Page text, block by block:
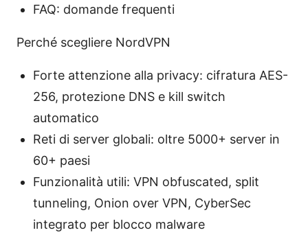
FAQ: domande frequenti
Perché scegliere NordVPN
Forte attenzione alla privacy: cifratura AES-
256, protezione DNS e kill switch
automatico
Reti di server globali: oltre 5000+ server in
60+ paesi
Funzionalità utili: VPN obfuscated, split
tunneling, Onion over VPN, CyberSec
integrato per blocco malware